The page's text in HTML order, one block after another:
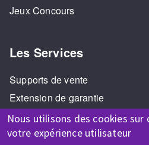
Nous utilisons des cookies
votre expérience utilisateur
Jeux Concours
Les Services
Supports de vente
Extension de garantie
SAV Réparation
Formation